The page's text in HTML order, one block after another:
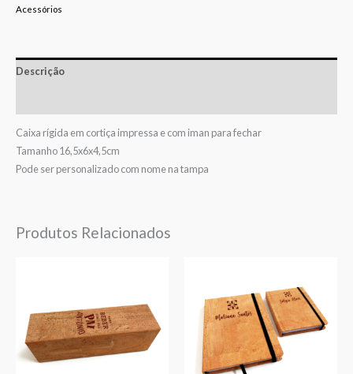
Acessórios
Descrição
Caixa rígida em cortiça impressa e com iman para fechar
Tamanho 16,5x6x4,5cm
Pode ser personalizado com nome na tampa
Produtos Relacionados
through
€17,90